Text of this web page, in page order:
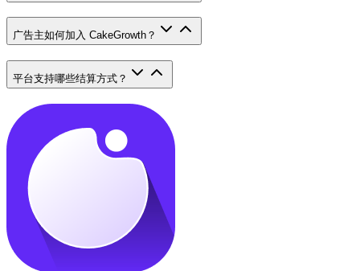
广告主如何加入 CakeGrowth？
平台支持哪些结算方式？